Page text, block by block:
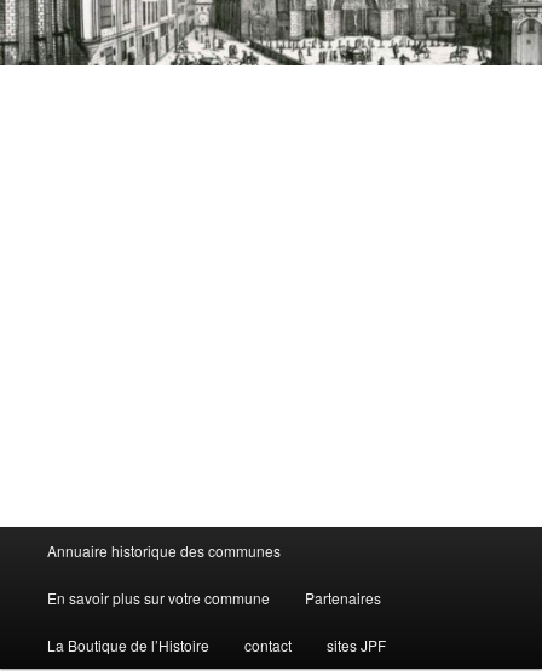
Menu
principal
Annuaire historique des communes
En savoir plus sur votre commune Partenaires
La Boutique de l’Histoire contact sites JPF